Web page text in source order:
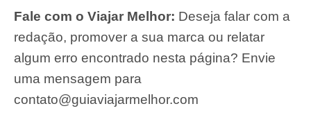
Fale com o Viajar Melhor: Deseja falar com a
redação, promover a sua marca ou relatar
algum erro encontrado nesta página? Envie
uma mensagem para
contato@guiaviajarmelhor.com